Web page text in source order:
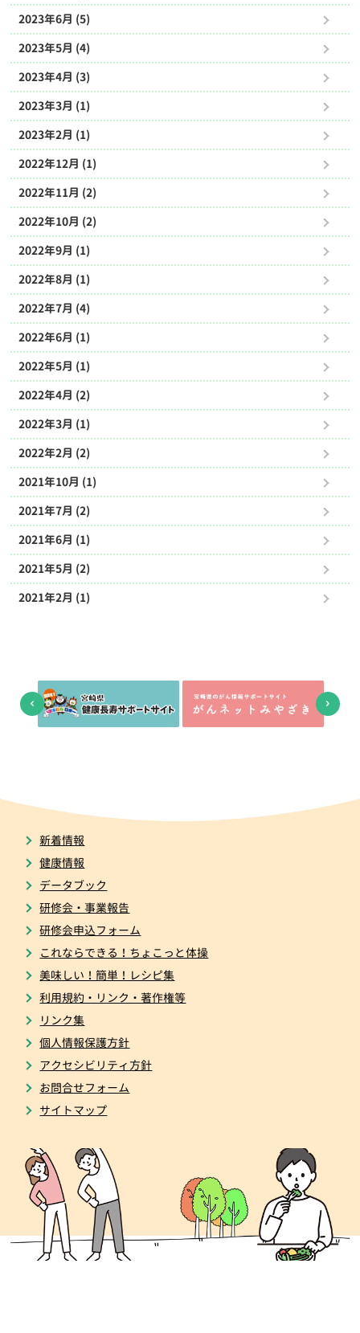
2023年6月 (5)
2023年5月 (4)
2023年4月 (3)
2023年3月 (1)
2023年2月 (1)
2022年12月 (1)
2022年11月 (2)
2022年10月 (2)
2022年9月 (1)
2022年8月 (1)
2022年7月 (4)
2022年6月 (1)
2022年5月 (1)
2022年4月 (2)
2022年3月 (1)
2022年2月 (2)
2021年10月 (1)
2021年7月 (2)
2021年6月 (1)
2021年5月 (2)
2021年2月 (1)
新着情報
健康情報
データブック
研修会・事業報告
研修会申込フォーム
これならできる！ちょこっと体操
美味しい！簡単！レシピ集
利用規約・リンク・著作権等
リンク集
個人情報保護方針
アクセシビリティ方針
お問合せフォーム
サイトマップ